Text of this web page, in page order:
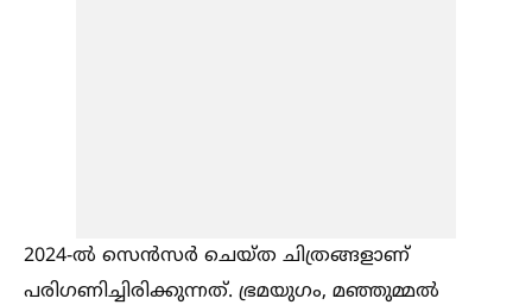
2024-ല്‍ സെന്‍സര്‍ ചെയ്ത ചിത്രങ്ങളാണ്
പരിഗണിച്ചിരിക്കുന്നത്. ഭ്രമയുഗം, മഞ്ഞുമ്മല്‍